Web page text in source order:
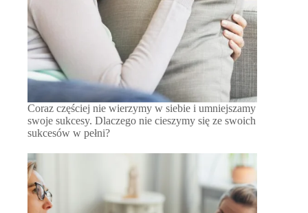
Coraz częściej nie wierzymy w siebie i umniejszamy
swoje sukcesy. Dlaczego nie cieszymy się ze swoich
sukcesów w pełni?